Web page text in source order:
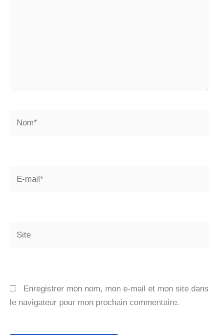
Enregistrer mon nom, mon e-mail et mon site dans
le navigateur pour mon prochain commentaire.